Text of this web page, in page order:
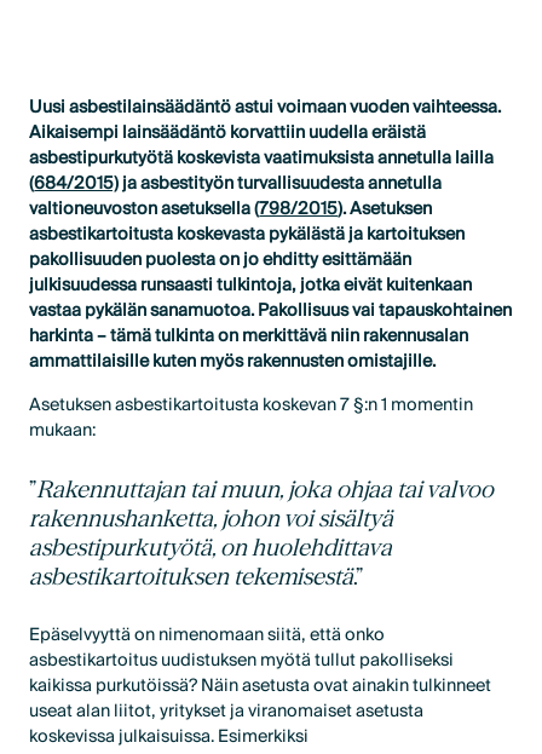
Uusi asbestilainsäädäntö astui voimaan vuoden vaihteessa.
Aikaisempi lainsäädäntö korvattiin uudella eräistä
asbestipurkutyötä koskevista vaatimuksista annetulla lailla
(684/2015)ja asbestityön turvallisuudesta annetulla
valtioneuvoston asetuksella (798/2015). Asetuksen
asbestikartoitusta koskevasta pykälästä ja kartoituksen
pakollisuuden puolesta on jo ehditty esittämään
julkisuudessa runsaasti tulkintoja, jotka eivät kuitenkaan
vastaa pykälän sanamuotoa. Pakollisuus vai tapauskohtainen
harkinta – tämä tulkinta on merkittävä niin rakennusalan
ammattilaisille kuten myös rakennusten omistajille.
Asetuksen asbestikartoitusta koskevan 7 §:n 1 momentin
mukaan:
”Rakennuttajan tai muun, joka ohjaa tai valvoo
rakennushanketta, johon voi sisältyä
asbestipurkutyötä, on huolehdittava
asbestikartoituksen tekemisestä.”
Epäselvyyttä on nimenomaan siitä, että onko
asbestikartoitus uudistuksen myötä tullut pakolliseksi
kaikissa purkutöissä? Näin asetusta ovat ainakin tulkinneet
useat alan liitot, yritykset ja viranomaiset asetusta
koskevissa julkaisuissa. Esimerkiksi